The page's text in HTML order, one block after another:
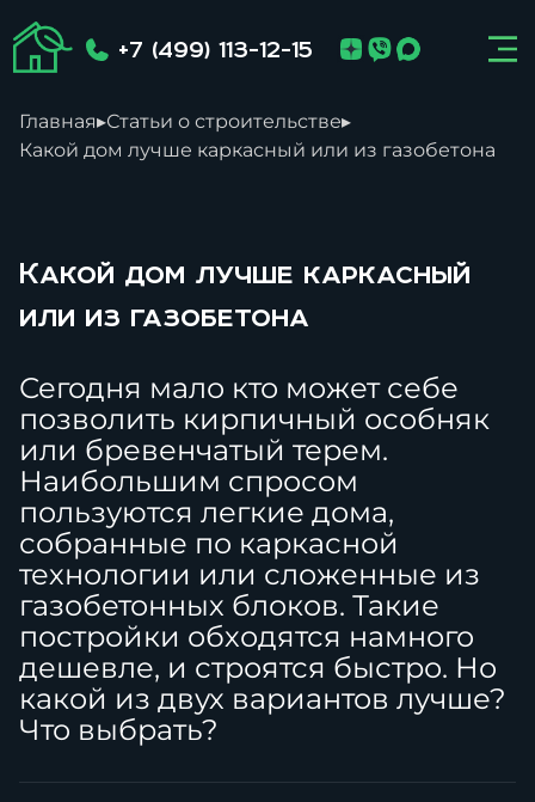
+7 (499) 113-12-15
Главная▸Статьи о строительстве▸
Какой дом лучше каркасный или из газобетона
Какой дом лучше каркасный
или из газобетона
Сегодня мало кто может себе
позволить кирпичный особняк
или бревенчатый терем.
Наибольшим спросом
пользуются легкие дома,
собранные по каркасной
технологии или сложенные из
газобетонных блоков. Такие
постройки обходятся намного
дешевле, и строятся быстро. Но
какой из двух вариантов лучше?
Что выбрать?